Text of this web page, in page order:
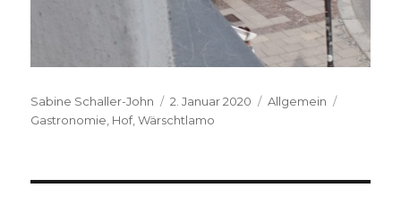
Autor
Sabine Schaller-John
Veröffentlicht
am
2. Januar 2020 Kategorien
Allgemein
Gastronomie Hof,Wärschtlamo